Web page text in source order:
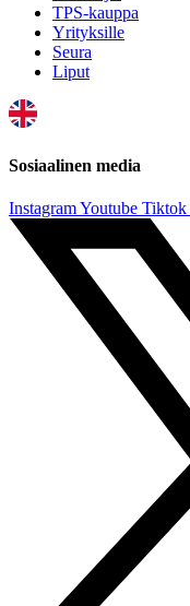
TPS-kauppa
Yrityksille
Seura
Liput
Sosiaalinen media
InstagramYoutube Tiktok